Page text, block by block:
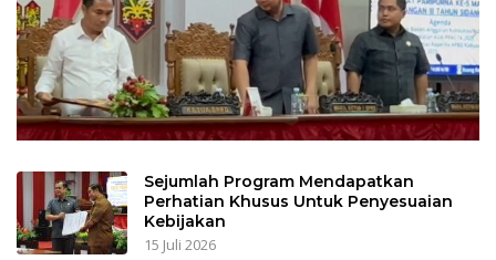
Sejumlah Program Mendapatkan
Perhatian Khusus Untuk Penyesuaian
Kebijakan
15 Juli 2026